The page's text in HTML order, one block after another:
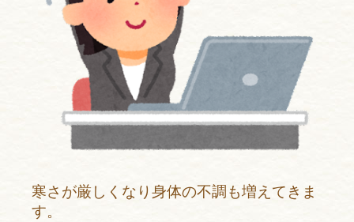
寒さが厳しくなり身体の不調も増えてきま
す。